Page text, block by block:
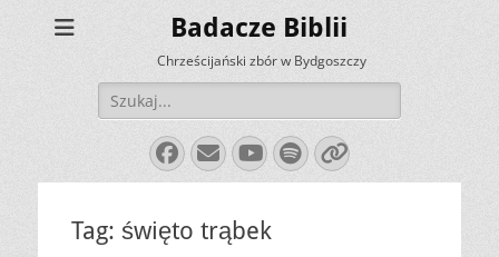
Badacze Biblii
Chrześcijański zbór w Bydgoszczy
Szukaj:
Facebook
E-
mail
YouTube
Spotify
Link
Tag: święto trąbek